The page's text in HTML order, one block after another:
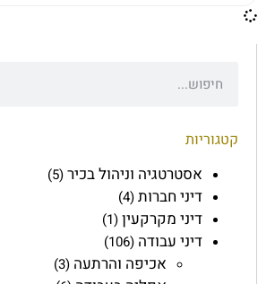
קטגוריות
אסטרטגיה וניהול בכיר(5)
דיני חברות(4)
דיני מקרקעין(1)
דיני עבודה (106)
אכיפה והרתעה (3)